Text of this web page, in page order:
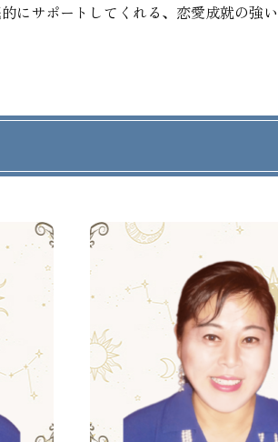
にサポートしてくれる、恋愛成就の強い